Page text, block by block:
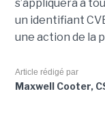
s’appliquera à
un identifiant
une action de la
Article rédigé par
Maxwell Cooter,